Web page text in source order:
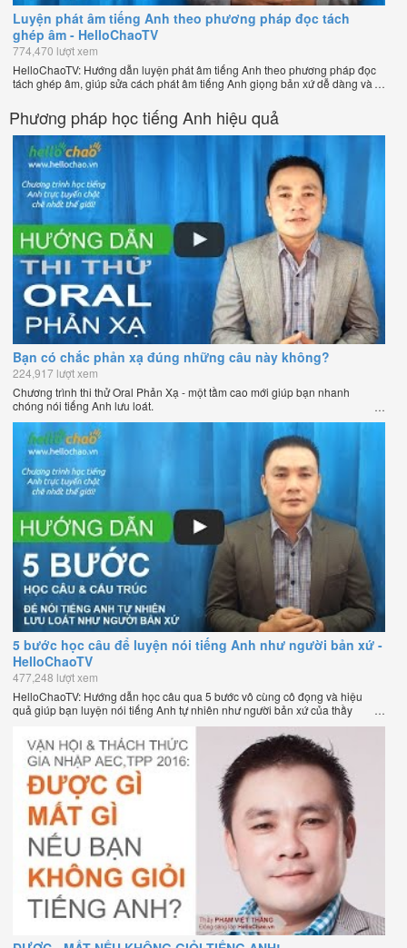
Luyện phát âm tiếng Anh theo phương pháp đọc tách
ghép âm - HelloChaoTV
774,470 lượt xem
HelloChaoTV: Hướng dẫn luyện phát âm tiếng Anh theo phương pháp đọc
tách ghép âm, giúp sửa cách phát âm tiếng Anh giọng bản xứ dễ dàng và
Chương trình dạy tiếng Anh trực tuyến chặt chẽ nhất thế giới!
Phương pháp học tiếng Anh hiệu quả
Bạn có chắc phản xạ đúng những câu này không?
224,917 lượt xem
Chương trình thi thử Oral Phản Xạ - một tầm cao mới giúp bạn nhanh
chóng nói tiếng Anh lưu loát.
5 bước học câu để luyện nói tiếng Anh như người bản xứ -
HelloChaoTV
477,248 lượt xem
HelloChaoTV: Hướng dẫn học câu qua 5 bước vô cùng cô đọng và hiệu
quả giúp bạn luyện nói tiếng Anh tự nhiên như người bản xứ của thầy
Phạm Việt Thắng, đồng sáng lập HelloChao.vn - Chương trình dạy tiếng
Anh trực tuyến chặt chẽ nhất thế giới.